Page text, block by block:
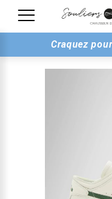
Craquez